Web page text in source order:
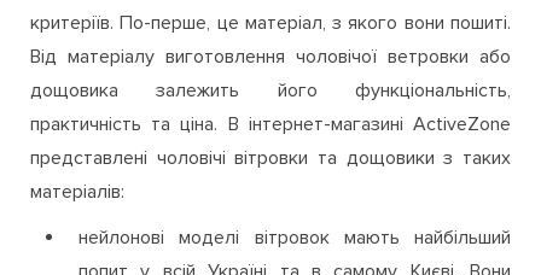
критеріїв. По-перше, це матеріал, з якого вони пошиті.
Від матеріалу виготовлення чоловічої ветровки або
дощовика залежить його функціональність,
практичність та ціна. В інтернет-магазині ActiveZone
представлені чоловічі вітровки та дощовики з таких
матеріалів:
нейлонові моделі вітровок мають найбільший